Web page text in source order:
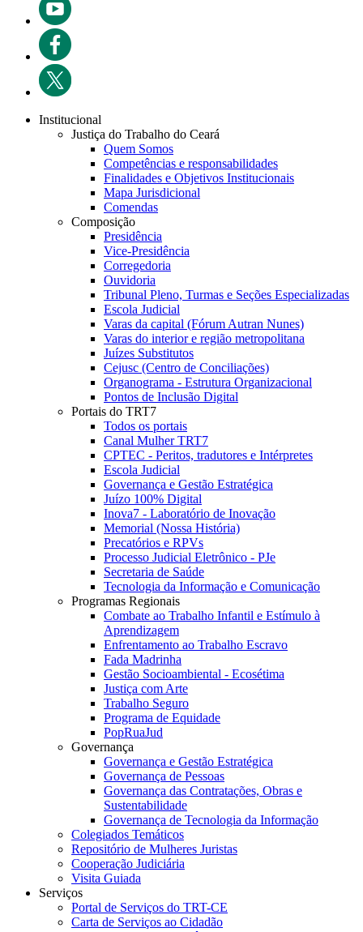
Institucional
Justiça do Trabalho do Ceará
Quem Somos
Competências e responsabilidades
Finalidades e Objetivos Institucionais
Mapa Jurisdicional
Comendas
Composição
Presidência
Vice-Presidência
Corregedoria
Ouvidoria
Tribunal Pleno, Turmas e Seções Especializadas
Escola Judicial
Varas da capital (Fórum Autran Nunes)
Varas do interior e região metropolitana
Juízes Substitutos
Cejusc (Centro de Conciliações)
Organograma - Estrutura Organizacional
Pontos de Inclusão Digital
Portais do TRT7
Todos os portais
Canal Mulher TRT7
CPTEC - Peritos, tradutores e Intérpretes
Escola Judicial
Governança e Gestão Estratégica
Juízo 100% Digital
Inova7 - Laboratório de Inovação
Memorial (Nossa História)
Precatórios e RPVs
Processo Judicial Eletrônico - PJe
Secretaria de Saúde
Tecnologia da Informação e Comunicação
Programas Regionais
Combate ao Trabalho Infantil e Estímulo à
Aprendizagem
Enfrentamento ao Trabalho Escravo
Fada Madrinha
Gestão Socioambiental - Ecosétima
Justiça com Arte
Trabalho Seguro
Programa de Equidade
PopRuaJud
Governança
Governança e Gestão Estratégica
Governança de Pessoas
Governança das Contratações, Obras e
Sustentabilidade
Governança de Tecnologia da Informação
Colegiados Temáticos
Repositório de Mulheres Juristas
Cooperação Judiciária
Visita Guiada
Serviços
Portal de Serviços do TRT-CE
Carta de Serviços ao Cidadão